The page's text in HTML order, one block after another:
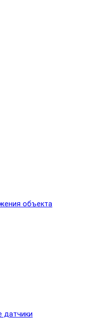
объекта
датчики